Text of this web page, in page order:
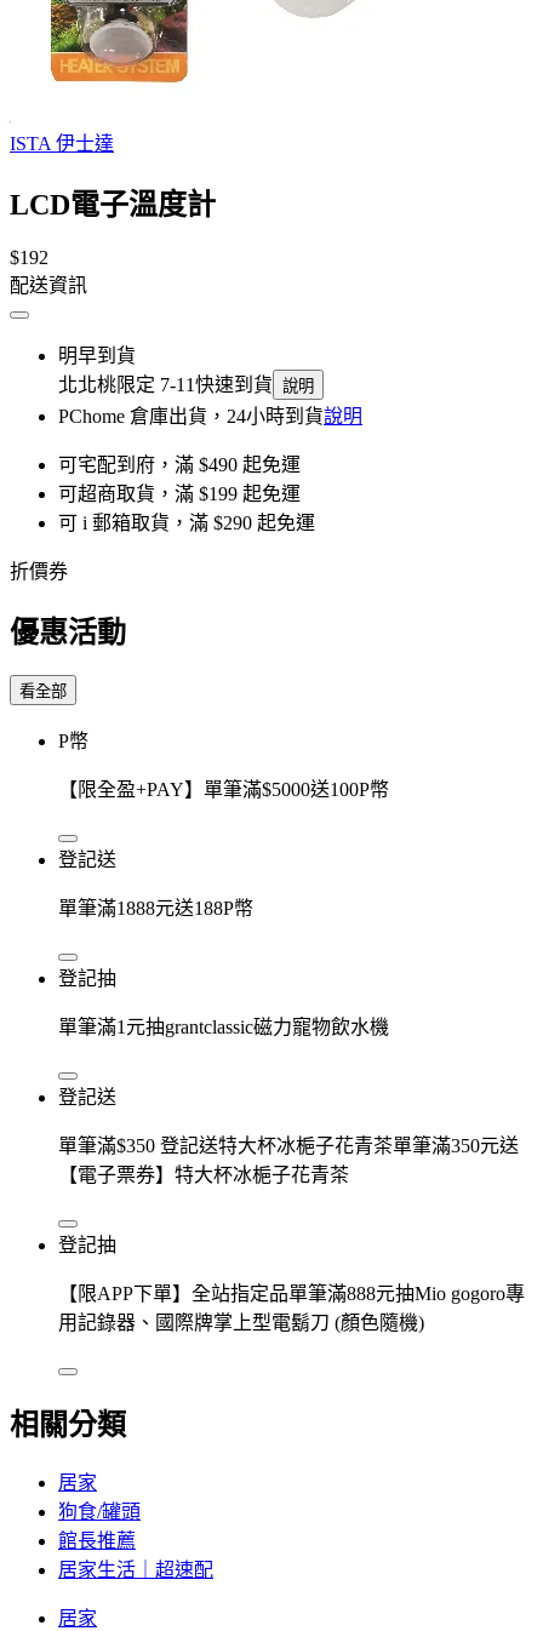
ISTA 伊士達
LCD電子溫度計
$192
配送資訊
明早到貨
北北桃限定 7-11快速到貨 說明
PChome 倉庫出貨，24小時到貨說明
可宅配到府，滿 $490 起免運
可超商取貨，滿 $199 起免運
可 i 郵箱取貨，滿 $290 起免運
折價券
優惠活動
看全部
P幣
【限全盈+PAY】單筆滿$5000送100P幣
登記送
單筆滿1888元送188P幣
登記抽
單筆滿1元抽grantclassic磁力寵物飲水機
登記送
單筆滿$350 登記送特大杯冰梔子花青茶單筆滿350元送
【電子票券】特大杯冰梔子花青茶
登記抽
【限APP下單】全站指定品單筆滿888元抽Mio gogoro專
用記錄器、國際牌掌上型電鬍刀 (顏色隨機)
相關分類
居家
狗食/罐頭
館長推薦
居家生活｜超速配
居家